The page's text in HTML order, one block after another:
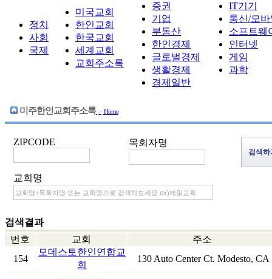
정치
사회
국제
미국교회
한인교회
한국교회
세계교회
교회주소록
증권
기업
부동산
한인경제
글로벌경제
생활경제
경제일반
IT기기
통신/모
소프트웨
인터넷
게임
과학
미주한인교회주소록 > Home
ZIPCODE 목회자명
교회명
검색결과
번호
교회
주소
154
모데스토한인연합교
회
130 Auto Center Ct. Modesto, CA